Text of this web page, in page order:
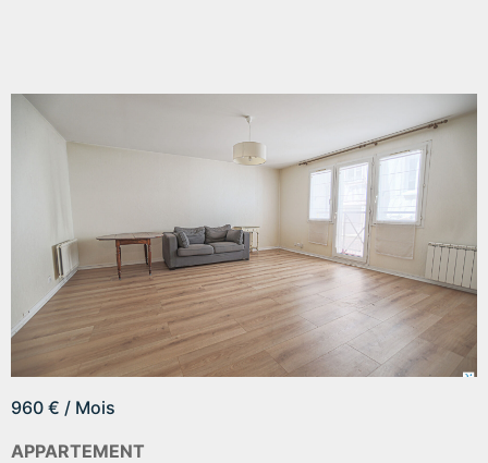
960 € / Mois
APPARTEMENT